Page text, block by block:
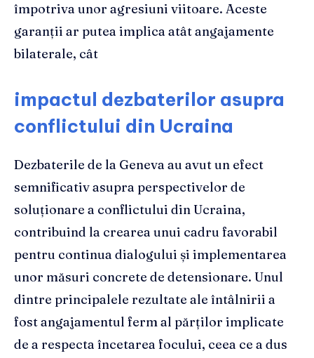
împotriva unor agresiuni viitoare. Aceste
garanții ar putea implica atât angajamente
bilaterale, cât
impactul dezbaterilor asupra
conflictului din Ucraina
Dezbaterile de la Geneva au avut un efect
semnificativ asupra perspectivelor de
soluționare a conflictului din Ucraina,
contribuind la crearea unui cadru favorabil
pentru continua dialogului și implementarea
unor măsuri concrete de detensionare. Unul
dintre principalele rezultate ale întâlnirii a
fost angajamentul ferm al părților implicate
de a respecta încetarea focului, ceea ce a dus